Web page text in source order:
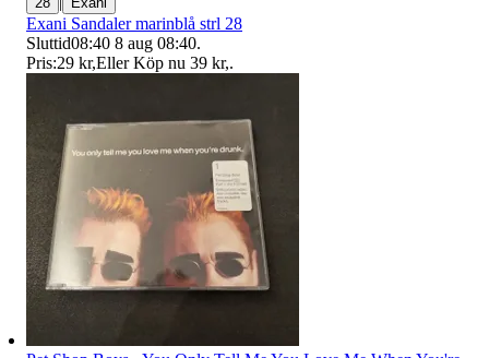
Exani Sandaler marinblå strl 28
Sluttid08:40 8 aug 08:40.
Pris:29 kr,Eller Köp nu 39 kr,.